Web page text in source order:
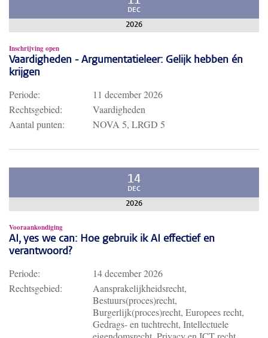
DEC
2026
Inschrijving open
Vaardigheden - Argumentatieleer: Gelijk hebben én
krijgen
Periode:
11 december 2026
Rechtsgebied:
Vaardigheden
Aantal punten:
NOVA 5, LRGD 5
14
DEC
2026
Vooraankondiging
AI, yes we can: Hoe gebruik ik AI effectief en
verantwoord?
Periode:
14 december 2026
Rechtsgebied:
Aansprakelijkheidsrecht,
Bestuurs(proces)recht,
Burgerlijk(proces)recht, Europees recht,
Gedrags- en tuchtrecht, Intellectuele